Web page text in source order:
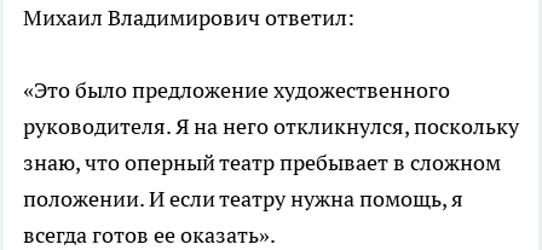
Михаил Владимирович ответил:
«Это было предложение художественного
руководителя. Я на него откликнулся, поскольку
знаю, что оперный театр пребывает в сложном
положении. И если театру нужна помощь, я
всегда готов ее оказать».